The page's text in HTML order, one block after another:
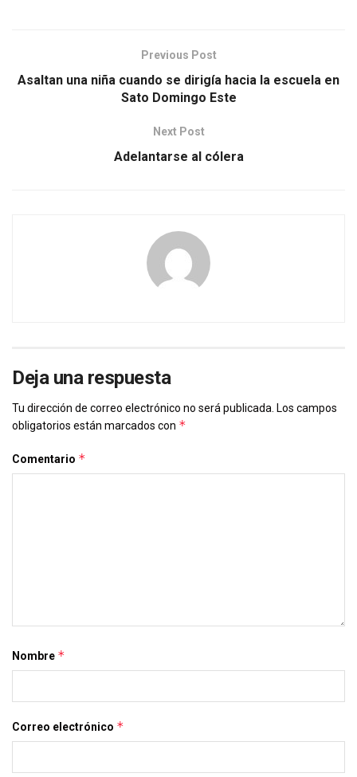
Previous Post
Asaltan una niña cuando se dirigía hacia la escuela en
Sato Domingo Este
Next Post
Adelantarse al cólera
Deja una respuesta
Tu dirección de correo electrónico no será publicada. Los campos
obligatorios están marcados con *
Comentario *
Nombre *
Correo electrónico *